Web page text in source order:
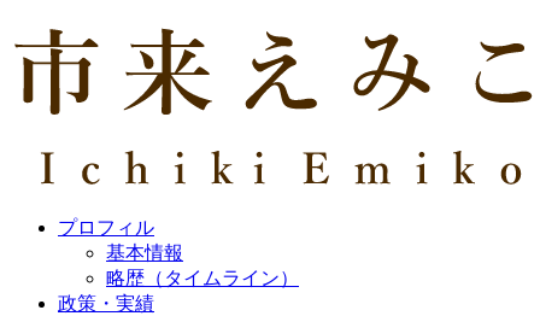
プロフィル
基本情報
略歴（タイムライン）
政策・実績